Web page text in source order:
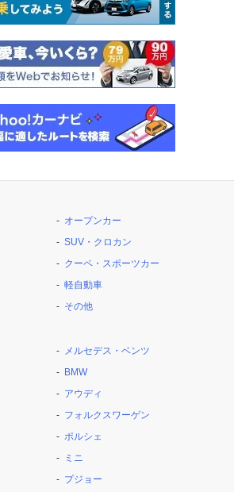
オープンカー
SUV・クロカン
クーペ・スポーツカー
軽自動車
その他
メルセデス・ベンツ
BMW
アウディ
フォルクスワーゲン
ポルシェ
ミニ
プジョー